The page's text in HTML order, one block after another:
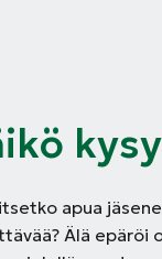
apua
Älä